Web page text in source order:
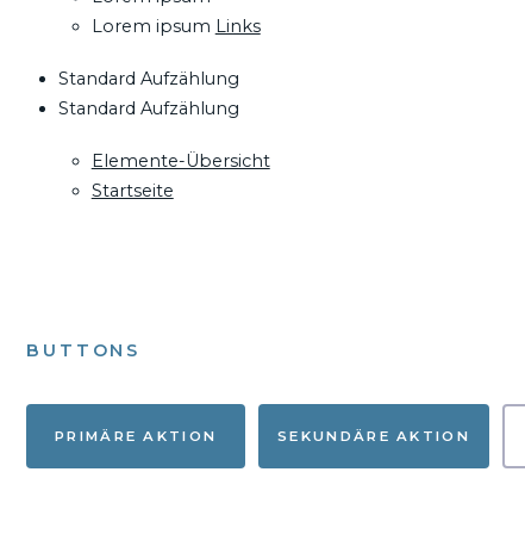
Lorem ipsum Links
Standard Aufzählung
Standard Aufzählung
Elemente-Übersicht
Startseite
BUTTONS
PRIMÄRE AKTION SEKUNDÄRE AKTION